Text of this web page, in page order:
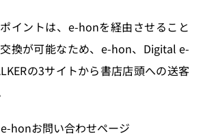
イントは、e-honを経由させること
換が可能なため、e-hon、Digital e-
の3サイトから書店店頭への送客
honお問い合わせページ